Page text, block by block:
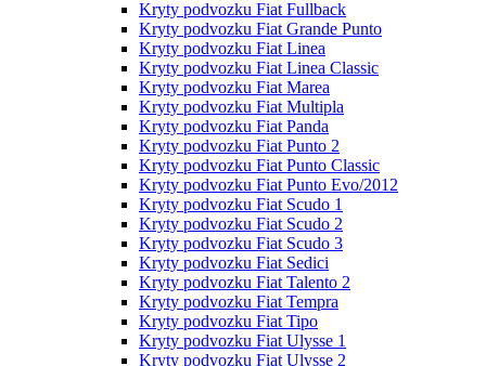
Kryty podvozku Fiat Fullback
Kryty podvozku Fiat Grande Punto
Kryty podvozku Fiat Linea
Kryty podvozku Fiat Linea Classic
Kryty podvozku Fiat Marea
Kryty podvozku Fiat Multipla
Kryty podvozku Fiat Panda
Kryty podvozku Fiat Punto 2
Kryty podvozku Fiat Punto Classic
Kryty podvozku Fiat Punto Evo/2012
Kryty podvozku Fiat Scudo 1
Kryty podvozku Fiat Scudo 2
Kryty podvozku Fiat Scudo 3
Kryty podvozku Fiat Sedici
Kryty podvozku Fiat Talento 2
Kryty podvozku Fiat Tempra
Kryty podvozku Fiat Tipo
Kryty podvozku Fiat Ulysse 1
Kryty podvozku Fiat Ulysse 2